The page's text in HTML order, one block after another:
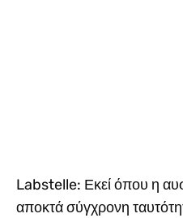
Labstelle: Εκεί όπου η
αποκτά σύγχρονη